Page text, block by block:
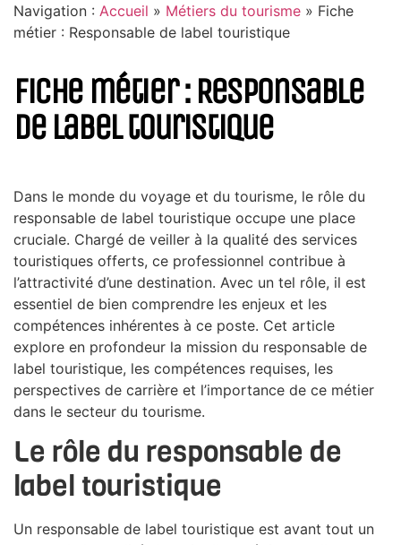
Navigation : Accueil » Métiers du tourisme » Fiche
métier : Responsable de label touristique
Fiche métier : Responsable
de label touristique
Dans le monde du voyage et du tourisme, le rôle du
responsable de label touristique occupe une place
cruciale. Chargé de veiller à la qualité des services
touristiques offerts, ce professionnel contribue à
l’attractivité d’une destination. Avec un tel rôle, il est
essentiel de bien comprendre les enjeux et les
compétences inhérentes à ce poste. Cet article
explore en profondeur la mission du responsable de
label touristique, les compétences requises, les
perspectives de carrière et l’importance de ce métier
dans le secteur du tourisme.
Le rôle du responsable de
label touristique
Un responsable de label touristique est avant tout un